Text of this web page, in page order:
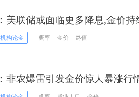
：美联储或面临更多降息,金价
机构论金 概率 金价 终值
：非农爆雷引发金价惊人暴涨